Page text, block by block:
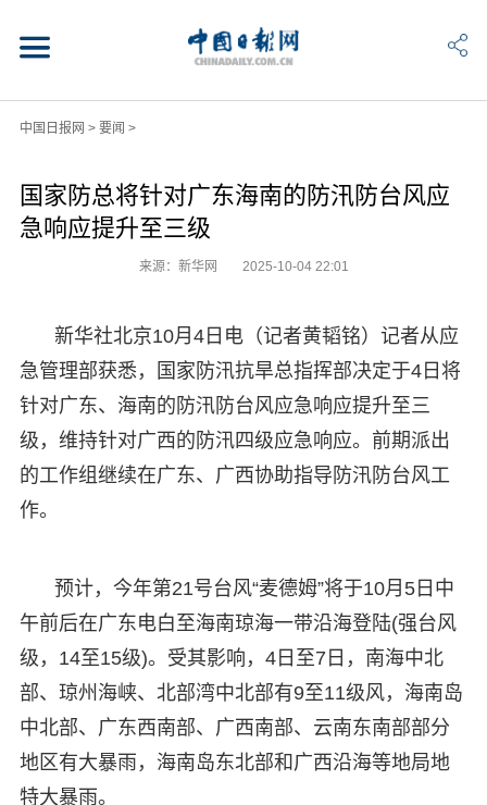
中国日报网 > 要闻 >
国家防总将针对广东海南的防汛防台风应
急响应提升至三级
来源：新华网 2025-10-04 22:01
新华社北京10月4日电（记者黄韬铭）记者从应
急管理部获悉，国家防汛抗旱总指挥部决定于4日将
针对广东、海南的防汛防台风应急响应提升至三
级，维持针对广西的防汛四级应急响应。前期派出
的工作组继续在广东、广西协助指导防汛防台风工
作。
预计，今年第21号台风“麦德姆”将于10月5日中
午前后在广东电白至海南琼海一带沿海登陆(强台风
级，14至15级)。受其影响，4日至7日，南海中北
部、琼州海峡、北部湾中北部有9至11级风，海南岛
中北部、广东西南部、广西南部、云南东南部部分
地区有大暴雨，海南岛东北部和广西沿海等地局地
特大暴雨。